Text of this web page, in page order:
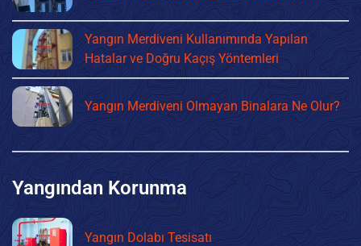
Yangın Merdiveni Kullanımında Yapılan
Hatalar ve Doğru Kaçış Yöntemleri
Yangın Merdiveni Olmayan Binalara Ne Olur?
Yangından Korunma
Yangın Dolabı Tesisatı